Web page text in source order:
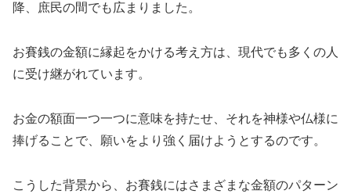
降、庶民の間でも広まりました。
お賽銭の金額に縁起をかける考え方は、現代でも多くの人
に受け継がれています。
お金の額面一つ一つに意味を持たせ、それを神様や仏様に
捧げることで、願いをより強く届けようとするのです。
こうした背景から、お賽銭にはさまざまな金額のパターン